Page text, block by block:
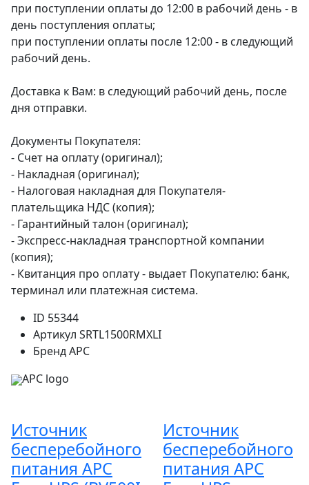
при поступлении оплаты до 12:00 в рабочий день - в
день поступления оплаты;
при поступлении оплаты после 12:00 - в следующий
рабочий день.
Доставка к Вам: в следующий рабочий день, после
дня отправки.
Документы Покупателя:
- Счет на оплату (оригинал);
- Накладная (оригинал);
- Налоговая накладная для Покупателя-
плательщика НДС (копия);
- Гарантийный талон (оригинал);
- Экспресс-накладная транспортной компании
(копия);
- Квитанция про оплату - выдает Покупателю: банк,
терминал или платежная система.
ID 55344
Артикул SRTL1500RMXLI
БрендAPC
APC logo
Источник
бесперебойного
питания APC
Источник
бесперебойного
питания APC